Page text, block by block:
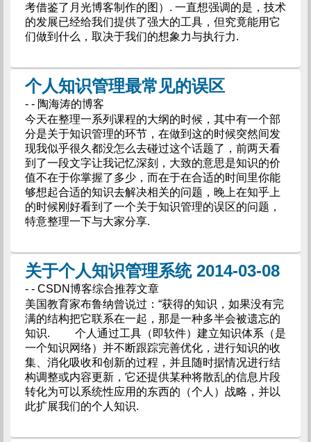
考借鉴了月光博客制作的图）. 一直想强调的是，技术
的发展已经给我们提供了强大的工具，但究竟能用它
们做到什么，取决于我们的想象力与执行力.
个人知识管理最常见的误区
- - 陶海涛的博客
今天在整理一系列课程的大纲的时候，其中有一个部
分是关于知识管理的环节，在做到这的时候突然间发
现我似乎很久都没怎么去碰过这个话题了，前两天看
到了一段文字让我记忆深刻，大致的意思是知识的价
值不在于你掌握了多少，而在于在合适的时间里你能
够想起合适的知识去解决相关的问题，晚上在知乎上
的时候刚好看到了一个关于知识管理的误区的问题，
特意整理一下与大家分享.
关于个人知识管理系统 2014-03-08
- - CSDN博客综合推荐文章
美国教育家布鲁纳曾说过：“获得的知识，如果没有完
满的结构把它联系在一起，那是一种多半会被遗忘的
知识. 个人通过工具（即软件）建立知识体系（是
一个知识网络）并不断跟踪完善优化，进行知识的收
集、消化吸收和创新的过程，并且随时据情况进行结
构调整或内容更新，它还提供某种将散乱的信息片段
转化为可以系统性应用的东西的（个人）战略，并以
此扩展我们的个人知识.